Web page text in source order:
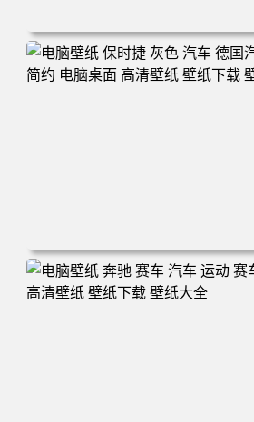
电脑壁纸 极简主义 山脉 森林 雄鹰 电
下载 壁纸大全
电脑壁纸 保时捷 灰色 汽车 德国汽车
脑桌面 高清壁纸 壁纸下载 壁纸大全